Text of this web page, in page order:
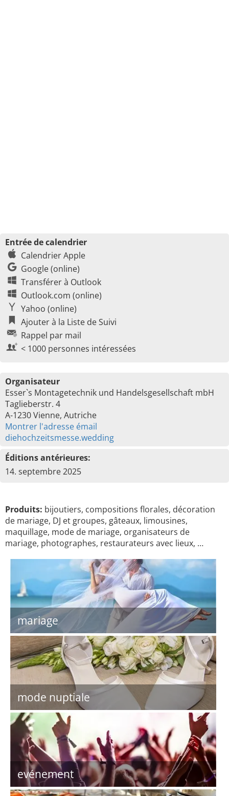
Entrée de calendrier
Calendrier Apple
Google (online)
Transférer à Outlook
Outlook.com (online)
Yahoo (online)
Ajouter à la Liste de Suivi
Rappel par mail
< 1000 personnes intéressées
Organisateur
Esser`s Montagetechnik und Handelsgesellschaft mbH
Taglieberstr. 4
A-1230 Vienne, Autriche
Montrer l'adresse émail
diehochzeitsmesse.wedding
Éditions antérieures:
14. septembre 2025
Produits: bijoutiers, compositions florales, décoration
de mariage, DJ et groupes, gâteaux, limousines,
maquillage, mode de mariage, organisateurs de
mariage, photographes, restaurateurs avec lieux, …
mariage
mode nuptiale
evénement